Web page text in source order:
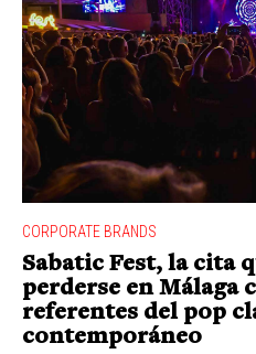
CORPORATE BRANDS
Sabatic Fest, la cita
perderse en Málaga
referentes del pop
contemporáneo